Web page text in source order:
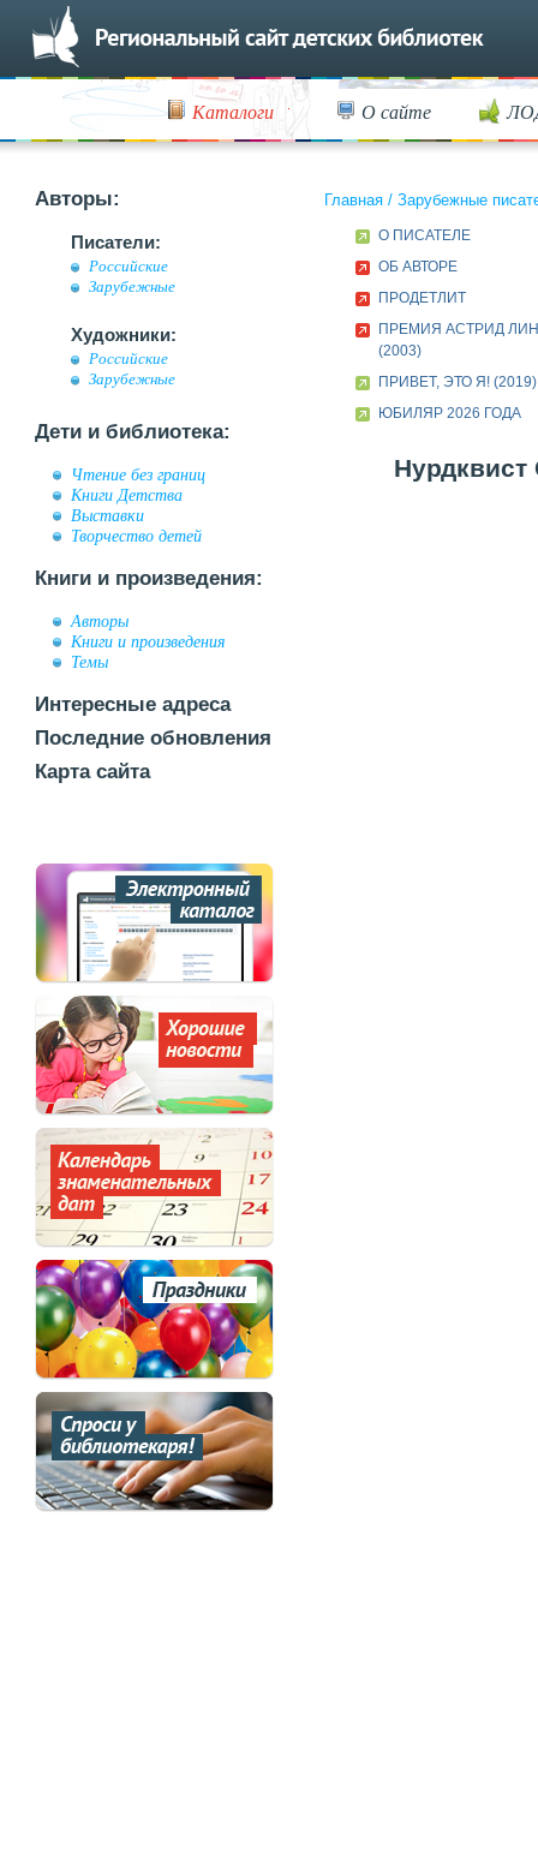
Каталоги О сайте
Авторы:
Писатели:
Российские
Зарубежные
Художники:
Российские
Зарубежные
Дети и библиотека:
Чтение без границ
Книги Детства
Выставки
Творчество детей
Книги и произведения:
Авторы
Книги и произведения
Темы
Интересные адреса
Последние обновления
Карта сайта
Главная / Зарубежные
О ПИСАТЕЛЕ
ОБ АВТОРЕ
ПРОДЕТЛИТ
ПРЕМИЯ АСТРИД
(2003)
ПРИВЕТ, ЭТО Я! (2019)
ЮБИЛЯР 2026 ГОДА
Нурдквист